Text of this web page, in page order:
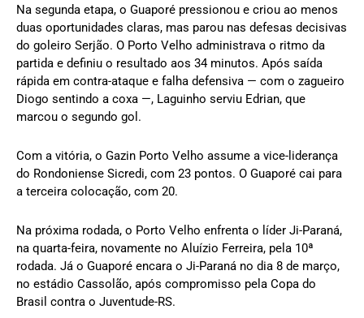
Na segunda etapa, o Guaporé pressionou e criou ao menos
duas oportunidades claras, mas parou nas defesas decisivas
do goleiro Serjão. O Porto Velho administrava o ritmo da
partida e definiu o resultado aos 34 minutos. Após saída
rápida em contra-ataque e falha defensiva — com o zagueiro
Diogo sentindo a coxa —, Laguinho serviu Edrian, que
marcou o segundo gol.
Com a vitória, o Gazin Porto Velho assume a vice-liderança
do Rondoniense Sicredi, com 23 pontos. O Guaporé cai para
a terceira colocação, com 20.
Na próxima rodada, o Porto Velho enfrenta o líder Ji-Paraná,
na quarta-feira, novamente no Aluízio Ferreira, pela 10ª
rodada. Já o Guaporé encara o Ji-Paraná no dia 8 de março,
no estádio Cassolão, após compromisso pela Copa do
Brasil contra o Juventude-RS.